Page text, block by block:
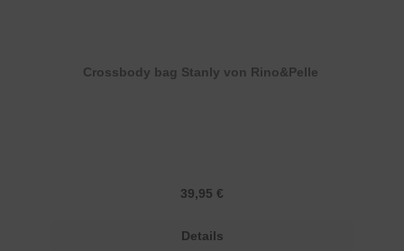
Crossbody bag Stanly von Rino&Pelle
Regulärer Preis:
39,95 €
Details